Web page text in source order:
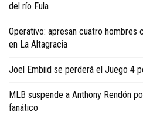
del río Fula
Operativo: apresan cuatro hombres
en La Altagracia
Joel Embiid se perderá el Juego 4
MLB suspende a Anthony Rendón
fanático